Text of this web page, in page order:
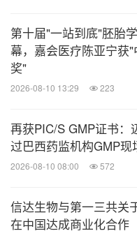
第十届"一站到底"胚胎
幕，嘉会医疗陈亚宁获
奖"
2026-08-10 13:29 223
再获PIC/S GMP证书：
过巴西药监机构GMP现
2026-08-10 08:00 572
信达生物与第一三共关
在中国达成商业化合作